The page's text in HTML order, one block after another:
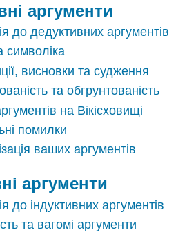
аргументи
до дедуктивних аргументів
символіка
висновки та судження
та обгрунтованість
на Вікісховищі
помилки
ваших аргументів
аргументи
до індуктивних аргументів
та вагомі аргументи